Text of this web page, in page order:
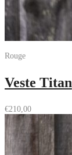
Rouge
Veste Titan
€210,00